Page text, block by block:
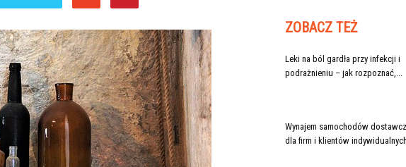
ZOBACZ TEŻ
Leki na ból gardła przy infekcji i
podrażnieniu – jak rozpoznać,...
Wynajem samochodów
dla firm i klientów indywidualnych